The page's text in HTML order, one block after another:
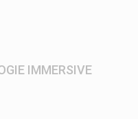
IMMERSIVE